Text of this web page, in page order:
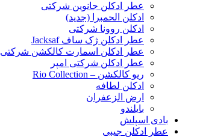
عطر ادکلن جانوین شرکتی
ادکلن الحمبرا (جدید)
ادکلن روونا شرکتی
عطر ادکلن ژک‌ ساف Jacksaf
عطر ادکلن اسمارت کالکشن شرکتی
عطر ادکلن شرکتی امپر
ریو کالکشن – Rio Collection
ادکلن لطافه
ارض الزعفران
بایلندو
بادی اسپلش
عطر ادکلن جیبی